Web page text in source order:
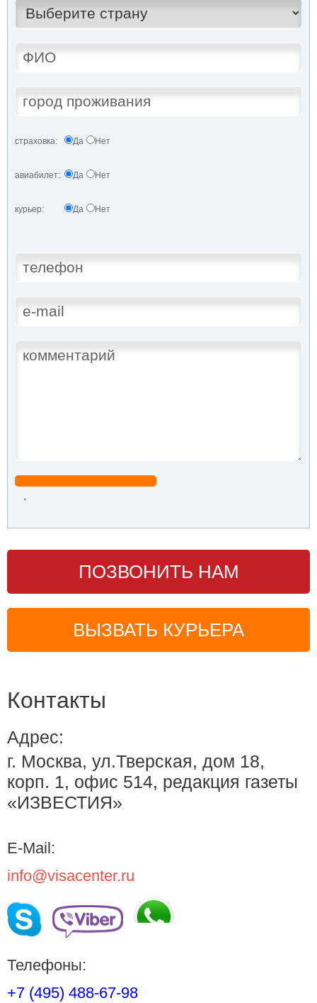
страховка: Да Нет
авиабилет: Да Нет
курьер: Да Нет
.
ПОЗВОНИТЬ НАМ
ВЫЗВАТЬ КУРЬЕРА
Контакты
Адрес:
г. Москва, ул.Тверская, дом 18,
корп. 1, офис 514, редакция газеты
«ИЗВЕСТИЯ»
E-Mail:
info@visacenter.ru
Телефоны:
+7 (495) 488-67-98